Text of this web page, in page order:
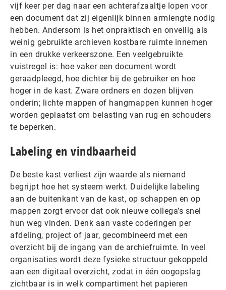
vijf keer per dag naar een achterafzaaltje lopen voor
een document dat zij eigenlijk binnen armlengte nodig
hebben. Andersom is het onpraktisch en onveilig als
weinig gebruikte archieven kostbare ruimte innemen
in een drukke verkeerszone. Een veelgebruikte
vuistregel is: hoe vaker een document wordt
geraadpleegd, hoe dichter bij de gebruiker en hoe
hoger in de kast. Zware ordners en dozen blijven
onderin; lichte mappen of hangmappen kunnen hoger
worden geplaatst om belasting van rug en schouders
te beperken.
Labeling en vindbaarheid
De beste kast verliest zijn waarde als niemand
begrijpt hoe het systeem werkt. Duidelijke labeling
aan de buitenkant van de kast, op schappen en op
mappen zorgt ervoor dat ook nieuwe collega’s snel
hun weg vinden. Denk aan vaste coderingen per
afdeling, project of jaar, gecombineerd met een
overzicht bij de ingang van de archiefruimte. In veel
organisaties wordt deze fysieke structuur gekoppeld
aan een digitaal overzicht, zodat in één oogopslag
zichtbaar is in welk compartiment het papieren